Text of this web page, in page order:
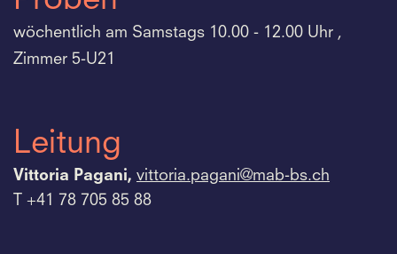
wöchentlich am Samstags 10.00 - 12.00 Uhr ,
Zimmer 5-U21
Leitung
Vittoria Pagani, vittoria.pagani@mab-bs.ch
T +41 78 705 85 88